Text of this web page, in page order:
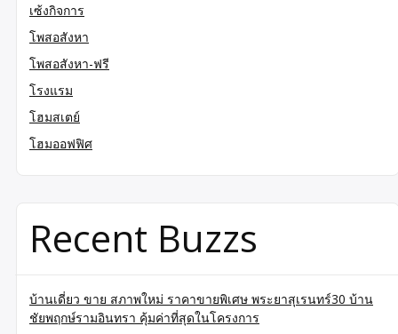
เซ้งกิจการ
โพสอสังหา
โพสอสังหา-ฟรี
โรงแรม
โฮมสเตย์
โฮมออฟฟิศ
Recent Buzzs
บ้านเดี่ยว ขาย สภาพใหม่ ราคาขายพิเศษ พระยาสุเรนทร์30 บ้าน
ชัยพฤกษ์รามอินทรา คุ้มค่าที่สุดในโครงการ